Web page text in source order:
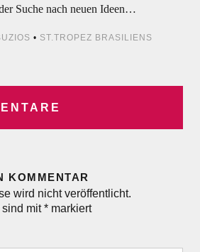
Suche nach neuen Ideen…
• ST.TROPEZ BRASILIENS
KOMMENTAR
wird nicht veröffentlicht.
sind mit*markiert